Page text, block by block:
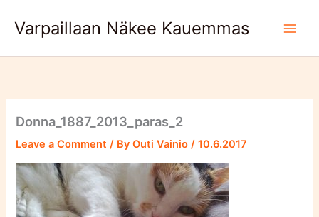
Varpaillaan Näkee Kauemmas
Donna_1887_2013_paras_2
Leave a Comment / ByOuti Vainio/10.6.2017